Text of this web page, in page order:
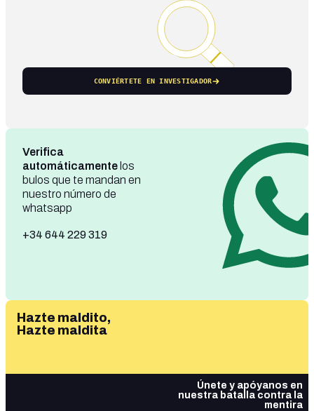
CONVIÉRTETE EN INVESTIGADOR
Verifica
automáticamente los
bulos que te mandan en
nuestro número de
whatsapp
+34 644 229 319
Hazte maldito,
Hazte maldita
Únete y apóyanos en
nuestra batalla contra la
mentira